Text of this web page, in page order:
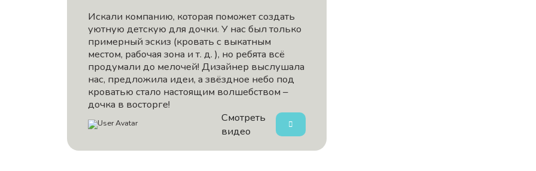
Искали компанию, которая поможет создать
уютную детскую для дочки. У нас был только
примерный эскиз (кровать с выкатным
местом, рабочая зона и т. д. ), но ребята всё
продумали до мелочей! Дизайнер выслушала
нас, предложила идеи, а звёздное небо под
кроватью стало настоящим волшебством –
дочка в восторге!
Смотреть
видео